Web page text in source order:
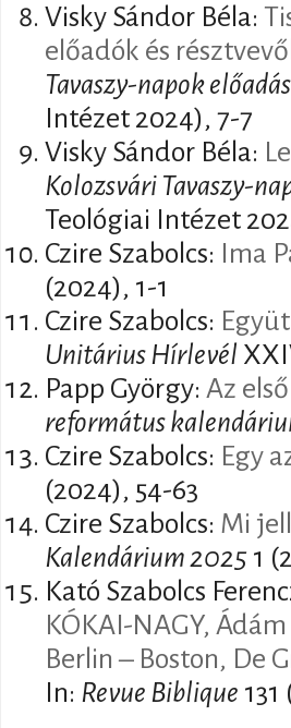
Visky Sándor Béla:
előadók és
Tavaszy-napok
Intézet 2024), 7-7
Visky Sándor Béla:
Kolozsvári Tavaszy-
Teológiai Intézet
Czire Szabolcs:
Ima
(2024), 1-1
Czire Szabolcs:
Unitárius Hírlevél
Papp György: Az
református
Czire Szabolcs: Egy
(2024), 54-63
Czire Szabolcs: Mi
Kalendárium 2025 1
Kató Szabolcs
KÓKAI-NAGY,
Berlin – Boston, De
In: Revue Biblique